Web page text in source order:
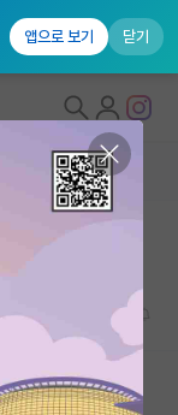
앱으로 보기 닫기